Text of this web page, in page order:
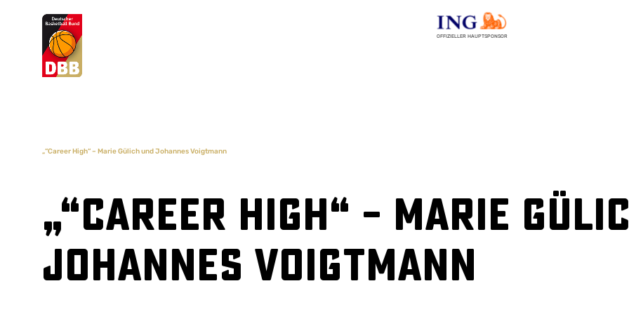
OFFIZIELLER HAUPTSPONSOR
Suchvorschläge
„“Career High“ – Marie Gülich und Johannes Voigtmann
„“Career High“ – Marie
Johannes Voigtmann